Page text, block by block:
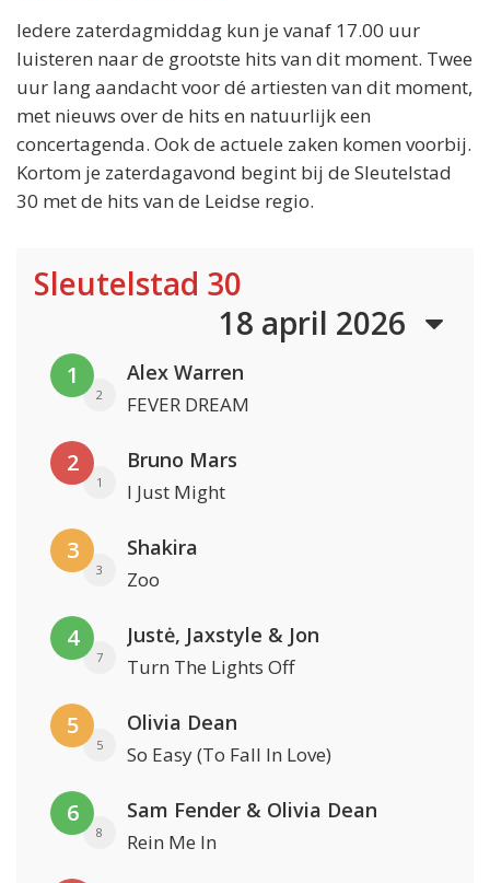
Iedere zaterdagmiddag kun je vanaf 17.00 uur
luisteren naar de grootste hits van dit moment. Twee
uur lang aandacht voor dé artiesten van dit moment,
met nieuws over de hits en natuurlijk een
concertagenda. Ook de actuele zaken komen voorbij.
Kortom je zaterdagavond begint bij de Sleutelstad
30 met de hits van de Leidse regio.
Sleutelstad 30
18 april 2026
1
2
Alex Warren
FEVER DREAM
2
1
Bruno Mars
I Just Might
3
3
Shakira
Zoo
4
7
Justė, Jaxstyle & Jon
Turn The Lights Off
5
5
Olivia Dean
So Easy (To Fall In Love)
6
8
Sam Fender & Olivia Dean
Rein Me In